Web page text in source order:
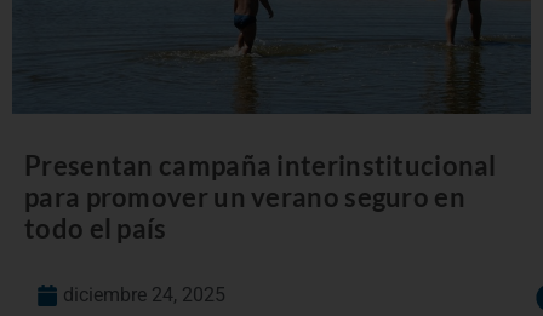
Presentan campaña interinstitucional
para promover un verano seguro en
todo el país
diciembre 24, 2025